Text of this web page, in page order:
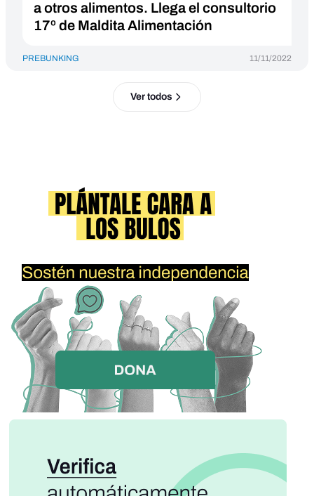
a otros alimentos. Llega el consultorio
17º de Maldita Alimentación
PREBUNKING 11/11/2022
Ver todos